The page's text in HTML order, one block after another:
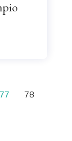
77
78